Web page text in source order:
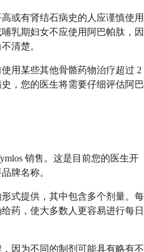
或有肾结石病史的人应谨慎使用
乳期妇女不应使用阿巴帕肽，因
清楚。
用某些其他骨骼药物治疗超过 2
，您的医生将需要仔细评估阿巴
销售。这是目前您的医生开
牌名称。
式提供，其中包含多个剂量。每
药，使大多数人更容易进行每日
因为不同的制剂可能具有略有不